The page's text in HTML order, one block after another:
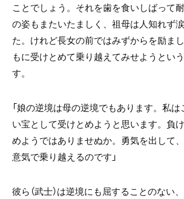
ことでしょう。それを歯を食いしばって
の姿もまたいたましく、祖母は人知れず
た。けれど長女の前ではみずからを励ま
もに受けとめて乗り越えてみせようとい
す。
「娘の逆境は母の逆境でもあります。私
い宝として受けとめようと思います。負
めようではありませぬか。勇気を出して
意気で乗り越えるのです」
彼ら（武士）は逆境にも屈することのない